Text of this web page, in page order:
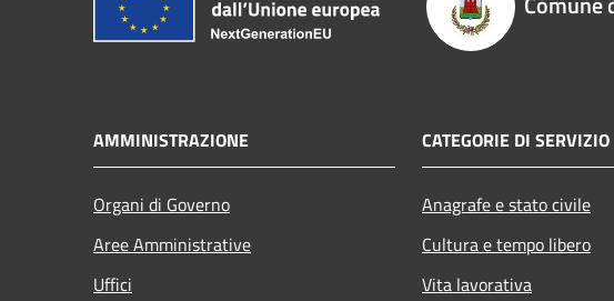
AMMINISTRAZIONE
Organi di Governo
Aree Amministrative
Uffici
CATEGORIE DI SERVIZIO
Anagrafe e stato civile
Cultura e tempo libero
Vita lavorativa